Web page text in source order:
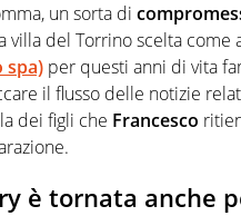
un sorta di
villa del Torrino scelta
spa) per questi anni di vita
il flusso delle notizie
dei figli che Francesco
è tornata anche